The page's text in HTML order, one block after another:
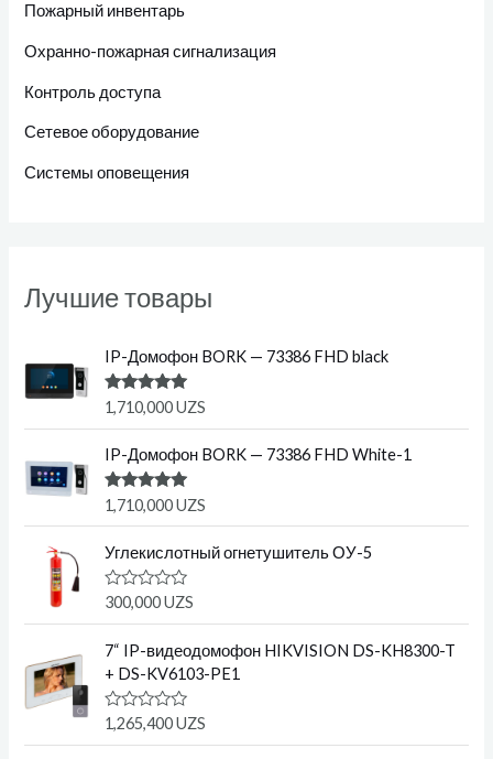
Пожарный инвентарь
Охранно-пожарная сигнализация
Контроль доступа
Сетевое оборудование
Системы оповещения
Лучшие товары
IP-Домофон BORK — 73386 FHD black
Оценка
5.00
из 5
1,710,000UZS
IP-Домофон BORK — 73386 FHD White-1
Оценка
5.00
из 5
1,710,000UZS
Углекислотный огнетушитель ОУ-5
О
н
к
а
0
и
з
300,000UZS
7“ IP-видеодомофон HIKVISION DS-KH8300-T
+ DS-KV6103-PE1
О
ц
1,265,400UZS